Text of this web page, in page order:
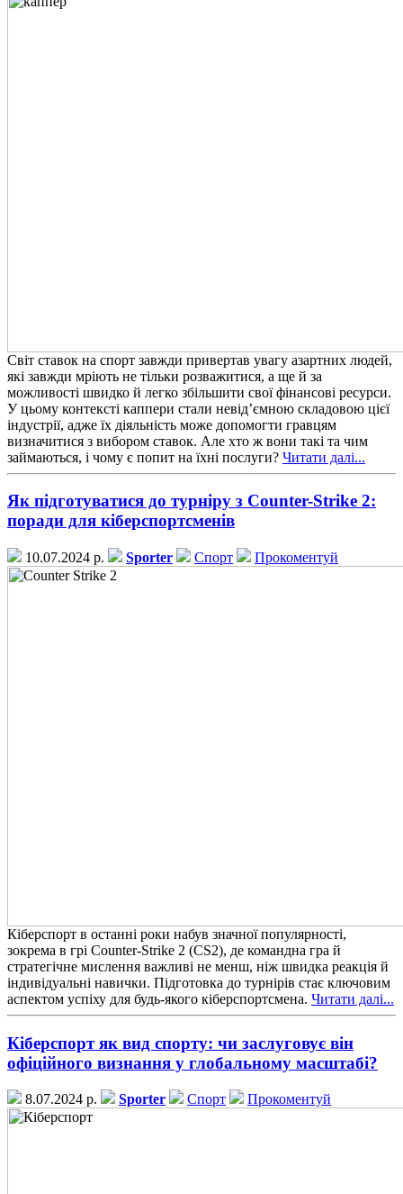
Світ ставок на спорт завжди привертав увагу азартних людей,
які завжди мріють не тільки розважитися, а ще й за
можливості швидко й легко збільшити свої фінансові ресурси.
У цьому контексті каппери стали невід’ємною складовою цієї
індустрії, адже їх діяльність може допомогти гравцям
визначитися з вибором ставок. Але хто ж вони такі та чим
займаються, і чому є попит на їхні послуги? Читати далі...
Як підготуватися до турніру з Counter-Strike 2:
поради для кіберспортсменів
10.07.2024 р. Sporter Спорт Прокоментуй
Кіберспорт в останні роки набув значної популярності,
зокрема в грі Counter-Strike 2 (CS2), де командна гра й
стратегічне мислення важливі не менш, ніж швидка реакція й
індивідуальні навички. Підготовка до турнірів стає ключовим
аспектом успіху для будь-якого кіберспортсмена. Читати далі...
Кіберспорт як вид спорту: чи заслуговує він
офіційного визнання у глобальному масштабі?
8.07.2024 р. Sporter Спорт Прокоментуй